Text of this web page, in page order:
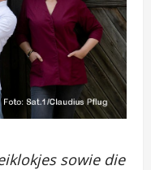
sowie die